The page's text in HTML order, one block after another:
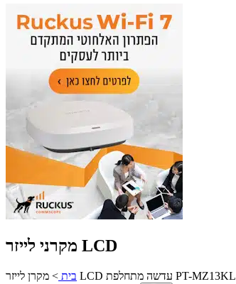
מקרני לייזר LCD
בית > מקרן לייזר LCD עדשה מתחלפת PT-MZ13KL